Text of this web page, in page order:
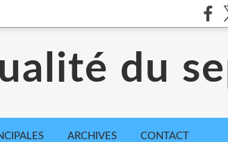
du
ARCHIVES CONTACT